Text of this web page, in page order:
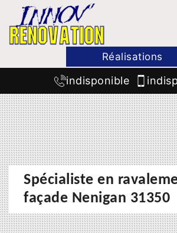
Réalisations
indisponible
Spécialiste en
façade Nenigan 31350